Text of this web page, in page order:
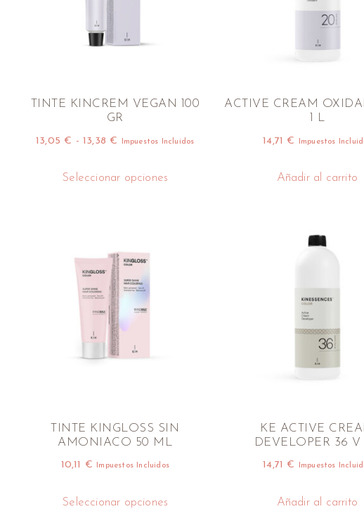
TINTE KINCREM VEGAN 100
GR
13,05 € - 13,38 € Impuestos Incluidos
Seleccionar opciones
ACTIVE CREAM
1 L
14,71 € Impuestos
Añadir al carrito
TINTE KINGLOSS SIN
AMONIACO 50 ML
10,11 € Impuestos Incluidos
Seleccionar opciones
KE ACTIVE
DEVELOPER 36 V
14,71 € Impuestos
Añadir al carrito